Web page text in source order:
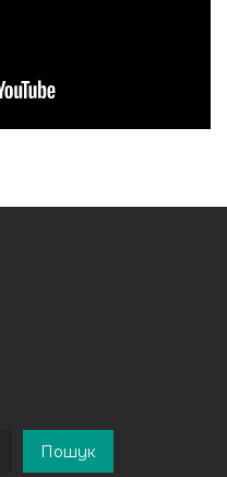
Пошук